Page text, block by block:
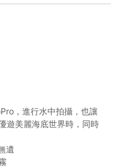
，進行水中拍攝，也讓
遊美麗海底世界時，同時
遺